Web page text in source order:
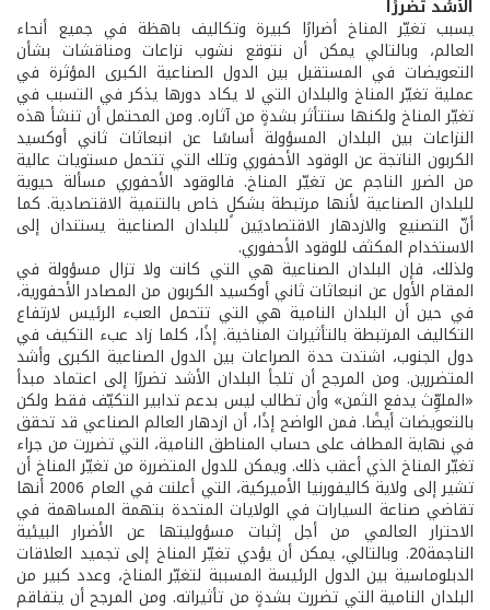
الأشد تضررًا
يسبب تغيّر المناخ أضرارًا كبيرة وتكاليف باهظة في جميع أنحاء
العالم، وبالتالي يمكن أن نتوقع نشوب نزاعات ومناقشات بشأن
التعويضات في المستقبل بين الدول الصناعية الكبرى المؤثرة في
عملية تغيّر المناخ والبلدان التي لا يكاد دورها يذكر في التسبب في
تغيّر المناخ ولكنها ستتأثر بشدةٍ من آثاره. ومن المحتمل أن تنشأ هذه
النزاعات بين البلدان المسؤولة أساسًا عن انبعاثات ثاني أوكسيد
الكربون الناتجة عن الوقود الأحفوري وتلك التي تتحمل مستويات عالية
من الضرر الناجم عن تغيّر المناخ. فالوقود الأحفوري مسألة حيوية
للبلدان الصناعية لأنها مرتبطة بشكلٍ خاص بالتنمية الاقتصادية. كما
أنّ التصنيع والازدهار الاقتصاديَين للبلدان الصناعية يستندان إلى
الاستخدام المكثف للوقود الأحفوري.
ولذلك، فإن البلدان الصناعية هي التي كانت ولا تزال مسؤولة في
المقام الأول عن انبعاثات ثاني أوكسيد الكربون من المصادر الأحفورية،
في حين أن البلدان النامية هي التي تتحمل العبء الرئيس لارتفاع
التكاليف المرتبطة بالتأثيرات المناخية. إذًا، كلما زاد عبء التكيف في
دول الجنوب، اشتدت حدة الصراعات بين الدول الصناعية الكبرى وأشد
المتضررين. ومن المرجح أن تلجأ البلدان الأشد تضررًا إلى اعتماد مبدأ
«الملوِّث يدفع الثمن» وأن تطالب ليس بدعم تدابير التكيّف فقط ولكن
بالتعويضات أيضًا. فمن الواضح إذًا، أن ازدهار العالم الصناعي قد تحقق
في نهاية المطاف على حساب المناطق النامية، التي تضررت من جراء
تغيّر المناخ الذي أعقب ذلك. ويمكن للدول المتضررة من تغيّر المناخ أن
تشير إلى ولاية كاليفورنيا الأميركية، التي أعلنت في العام 2006 أنها
تقاضي صناعة السيارات في الولايات المتحدة بتهمة المساهمة في
الاحترار العالمي من أجل إثبات مسؤوليتها عن الأضرار البيئية
الناجمة20. وبالتالي، يمكن أن يؤدي تغيّر المناخ إلى تجميد العلاقات
الدبلوماسية بين الدول الرئيسة المسببة لتغيّر المناخ، وعدد كبير من
البلدان النامية التي تضررت بشدةٍ من تأثيراته. ومن المرجح أن يتفاقم